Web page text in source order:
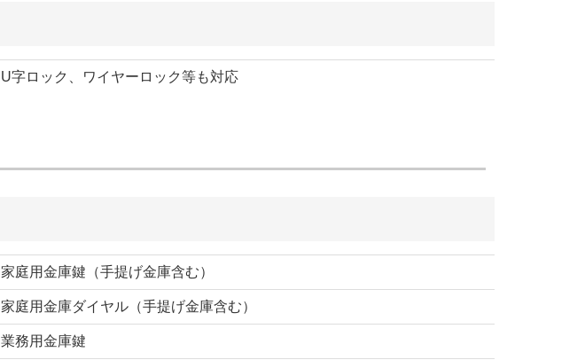
U字ロック、ワイヤーロック等も対応
家庭用金庫鍵（手提げ金庫含む）
家庭用金庫ダイヤル（手提げ金庫含む）
業務用金庫鍵